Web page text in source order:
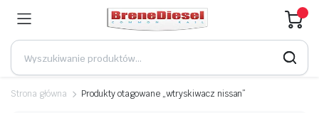
Strona główna Produkty otagowane „wtryskiwacz nissan”